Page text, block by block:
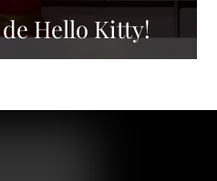
de Hello Kitty!